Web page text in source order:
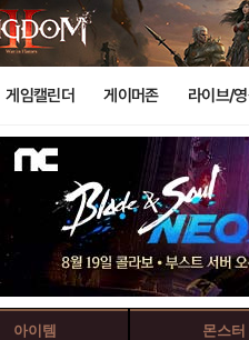
게임캘린더 게이머존 라이브/
아이템 몬스터